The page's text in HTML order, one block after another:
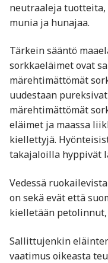
neutraaleja tuotteita,
munia ja hunajaa.
Tärkein sääntö
sorkkaeläimet ovat
märehtimättömät
uudestaan
märehtimättömät
eläimet ja maassa
kiellettyjä.
takajaloilla hyppivät
Vedessä
on sekä evät että
kielletään
Sallittujenkin
vaatimus oikeasta